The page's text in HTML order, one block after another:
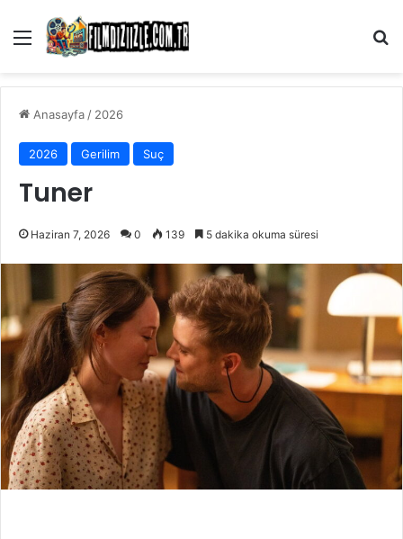
Menü
Anasayfa/ 2026
2026 Gerilim Suç
Tuner
Haziran 7, 2026 0 139 5 dakika okuma süresi